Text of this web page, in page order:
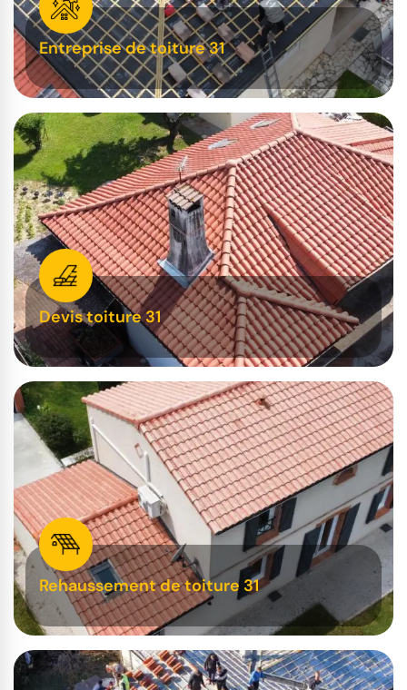
Entreprise de toiture 31
Devis toiture 31
Rehaussement de toiture 31